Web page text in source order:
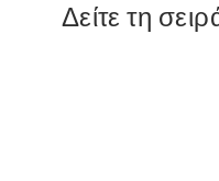
Δείτε τη